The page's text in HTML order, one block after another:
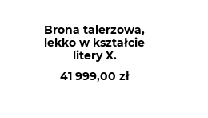
Brona talerzowa,
lekko w kształcie
litery X.
41 999,00 zł